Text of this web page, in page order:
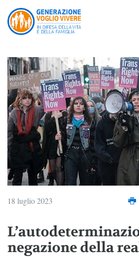
18 luglio 2023
negazione della